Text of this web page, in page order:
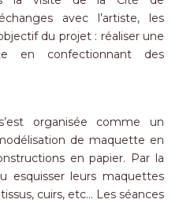
avec l’artiste, les
du projet : réaliser une
en confectionnant des
organisée comme un
de maquette en
en papier. Par la
esquisser leurs maquettes
cuirs, etc... Les séances